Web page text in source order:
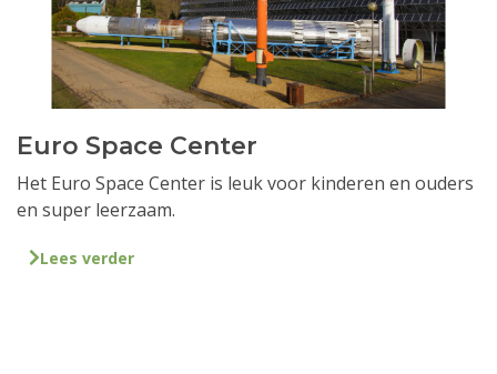
Euro Space Center
Het Euro Space Center is leuk voor kinderen en ouders
en super leerzaam.
Lees verder